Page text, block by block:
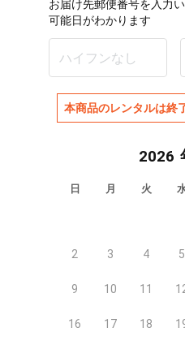
お届け先郵便番号を入力
可能日がわかります
本商品のレンタルは終
日 月 火
2 3 4 5
9 10 11
16 17 18